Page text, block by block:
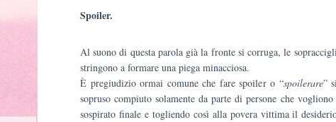
Spoiler.
Al suono di questa parola già la fronte si corruga, le
stringono a formare una piega minacciosa.
È pregiudizio ormai comune che fare spoiler o “spoilerare”
sopruso compiuto solamente da parte di persone che
sospirato finale e togliendo così alla povera vittima il